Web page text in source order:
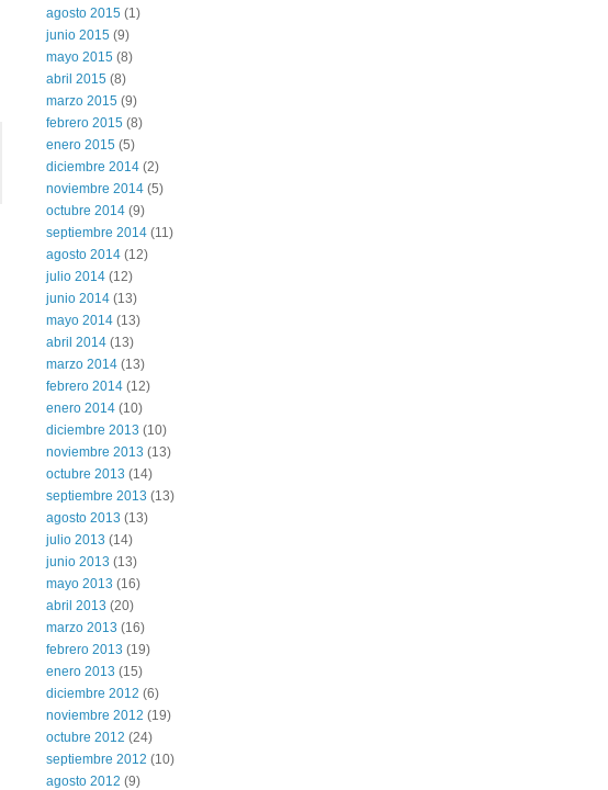
agosto 2015 (1)
junio 2015 (9)
mayo 2015 (8)
abril 2015 (8)
marzo 2015 (9)
febrero 2015 (8)
enero 2015 (5)
diciembre 2014 (2)
noviembre 2014 (5)
octubre 2014 (9)
septiembre 2014 (11)
agosto 2014 (12)
julio 2014 (12)
junio 2014 (13)
mayo 2014 (13)
abril 2014 (13)
marzo 2014 (13)
febrero 2014 (12)
enero 2014 (10)
diciembre 2013 (10)
noviembre 2013 (13)
octubre 2013 (14)
septiembre 2013 (13)
agosto 2013 (13)
julio 2013 (14)
junio 2013 (13)
mayo 2013 (16)
abril 2013 (20)
marzo 2013 (16)
febrero 2013 (19)
enero 2013 (15)
diciembre 2012 (6)
noviembre 2012 (19)
octubre 2012 (24)
septiembre 2012 (10)
agosto 2012 (9)